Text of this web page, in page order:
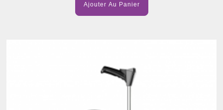
Ajouter Au Panier